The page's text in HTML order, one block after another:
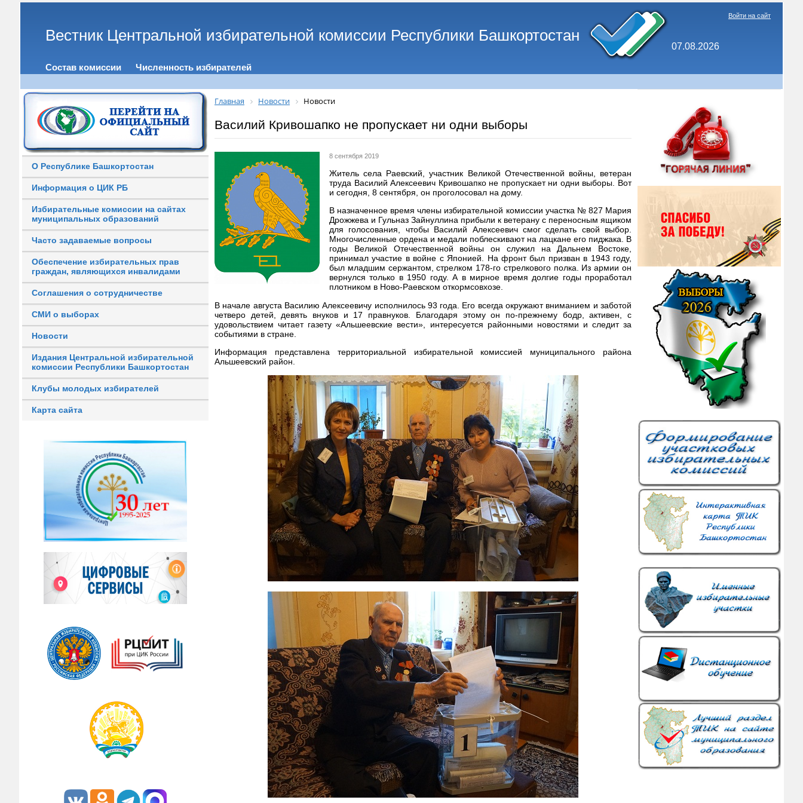
Вестник Центральной избирательной комиссии Республики Башкортостан
07.08.2026
Войти на сайт
Состав комиссии Численность избирателей
О Республике Башкортостан
Информация о ЦИК РБ
Избирательные комиссии на сайтах
муниципальных образований
Часто задаваемые вопросы
Обеспечение избирательных прав
граждан, являющихся инвалидами
Соглашения о сотрудничестве
СМИ о выборах
Новости
Издания Центральной избирательной
комиссии Республики Башкортостан
Клубы молодых избирателей
Карта сайта
Главная Новости Новости
Василий Кривошапко не пропускает ни одни выборы
8 сентября 2019
Житель села Раевский, участник Великой Отечественной войны, ветеран
труда Василий Алексеевич Кривошапко не пропускает ни одни выборы. Вот
и сегодня, 8 сентября, он проголосовал на дому.
В назначенное время члены избирательной комиссии участка № 827 Мария
Дрожжева и Гульназ Зайнуллина прибыли к ветерану с переносным ящиком
для голосования, чтобы Василий Алексеевич смог сделать свой выбор.
Многочисленные ордена и медали поблескивают на лацкане его пиджака. В
годы Великой Отечественной войны он служил на Дальнем Востоке,
принимал участие в войне с Японией. На фронт был призван в 1943 году,
был младшим сержантом, стрелком 178-го стрелкового полка. Из армии он
вернулся только в 1950 году. А в мирное время долгие годы проработал
плотником в Ново-Раевском откормсовхозе.
В начале августа Василию Алексеевичу исполнилось 93 года. Его всегда окружают вниманием и заботой
четверо детей, девять внуков и 17 правнуков. Благодаря этому он по-прежнему бодр, активен, с
удовольствием читает газету «Альшеевские вести», интересуется районными новостями и следит за
событиями в стране.
Информация представлена территориальной избирательной комиссией муниципального района
Альшеевский район.